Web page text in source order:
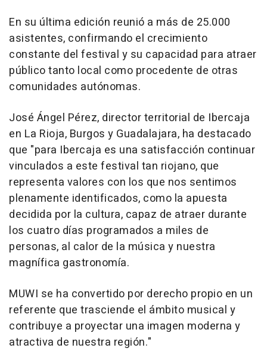
En su última edición reunió a más de 25.000
asistentes, confirmando el crecimiento
constante del festival y su capacidad para atraer
público tanto local como procedente de otras
comunidades autónomas.
José Ángel Pérez, director territorial de Ibercaja
en La Rioja, Burgos y Guadalajara, ha destacado
que "para Ibercaja es una satisfacción continuar
vinculados a este festival tan riojano, que
representa valores con los que nos sentimos
plenamente identificados, como la apuesta
decidida por la cultura, capaz de atraer durante
los cuatro días programados a miles de
personas, al calor de la música y nuestra
magnífica gastronomía.
MUWI se ha convertido por derecho propio en un
referente que trasciende el ámbito musical y
contribuye a proyectar una imagen moderna y
atractiva de nuestra región."